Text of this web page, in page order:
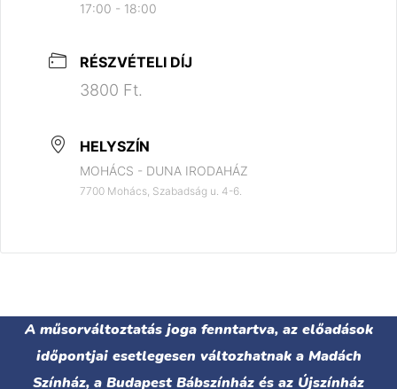
17:00 - 18:00
RÉSZVÉTELI DÍJ
3800 Ft.
HELYSZÍN
MOHÁCS - DUNA IRODAHÁZ
7700 Mohács, Szabadság u. 4-6.
A műsorváltoztatás joga fenntartva, az előadások
időpontjai esetlegesen változhatnak a Madách
Színház, a Budapest Bábszínház és az Újszínház